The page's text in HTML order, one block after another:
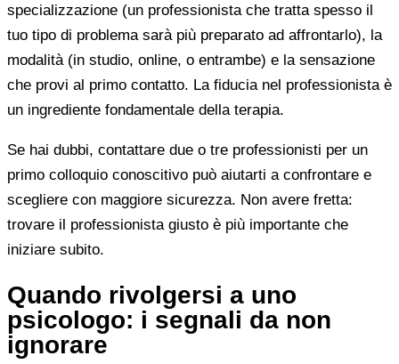
specializzazione (un professionista che tratta spesso il
tuo tipo di problema sarà più preparato ad affrontarlo), la
modalità (in studio, online, o entrambe) e la sensazione
che provi al primo contatto. La fiducia nel professionista è
un ingrediente fondamentale della terapia.
Se hai dubbi, contattare due o tre professionisti per un
primo colloquio conoscitivo può aiutarti a confrontare e
scegliere con maggiore sicurezza. Non avere fretta:
trovare il professionista giusto è più importante che
iniziare subito.
Quando rivolgersi a uno
psicologo: i segnali da non
ignorare